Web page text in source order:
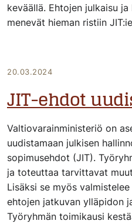
keväällä. Ehtojen julkaisu
menevät hieman ristiin
20.03.2024
JIT-ehdot
Valtiovarainministeriö on
uudistamaan julkisen
sopimusehdot (JIT).
ja toteuttaa tarvittavat
Lisäksi se myös
ehtojen jatkuvan ylläpidon
Työryhmän toimikausi